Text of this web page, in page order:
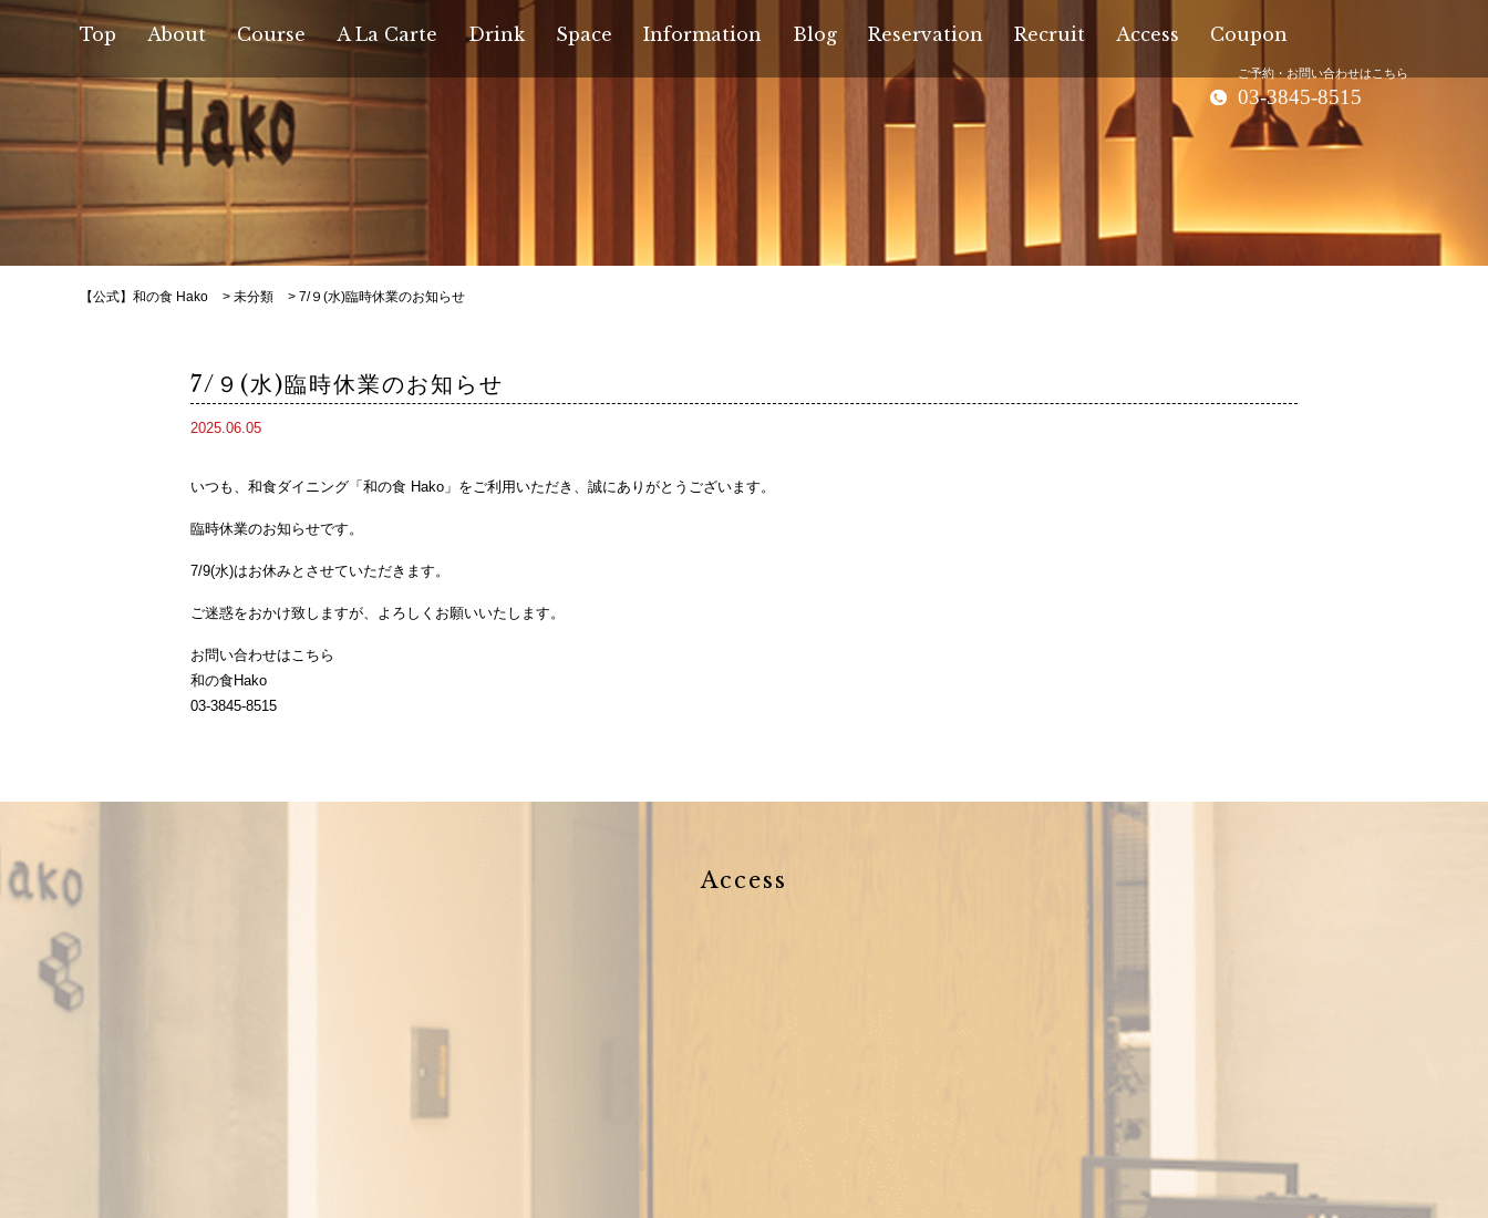
Top About Course A La Carte Drink Space Information Blog Reservation Recruit Access Coupon
ご予約・お問い合わせはこちら
03-3845-8515
【公式】和の食 Hako > 未分類 > 7/９(水)臨時休業のお知らせ
7/９(水)臨時休業のお知らせ
2025.06.05
いつも、和食ダイニング「和の食 Hako」をご利用いただき、誠にありがとうございます。
臨時休業のお知らせです。
7/9(水)はお休みとさせていただきます。
ご迷惑をおかけ致しますが、よろしくお願いいたします。
お問い合わせはこちら
和の食Hako
03-3845-8515
Access